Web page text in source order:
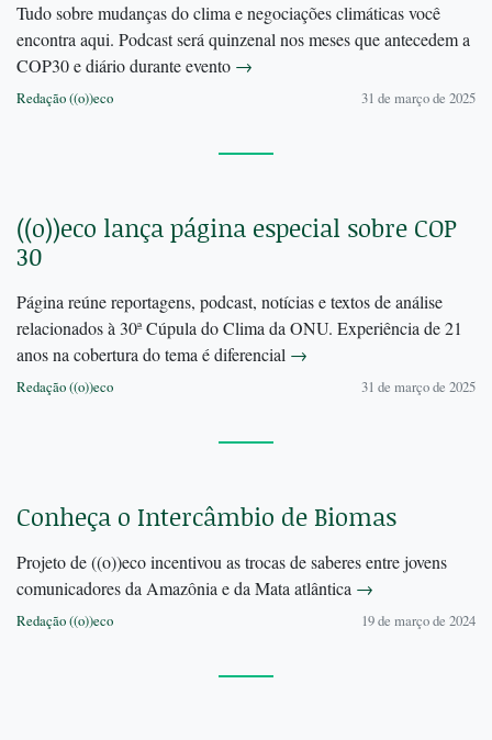
Tudo sobre mudanças do clima e negociações climáticas você
encontra aqui. Podcast será quinzenal nos meses que antecedem a
COP30 e diário durante evento →
Redação ((o))eco 31 de março de 2025
((o))eco lança página especial sobre COP
30
Página reúne reportagens, podcast, notícias e textos de análise
relacionados à 30ª Cúpula do Clima da ONU. Experiência de 21
anos na cobertura do tema é diferencial →
Redação ((o))eco 31 de março de 2025
Conheça o Intercâmbio de Biomas
Projeto de ((o))eco incentivou as trocas de saberes entre jovens
comunicadores da Amazônia e da Mata atlântica →
Redação ((o))eco 19 de março de 2024